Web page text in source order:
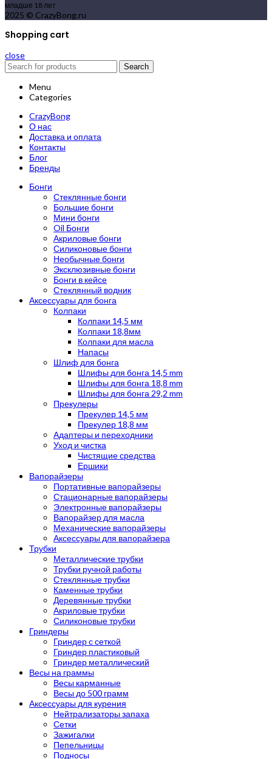
младше 18 лет
2025 © CrazyBong.ru
Shopping cart
close
Search
Menu
Categories
CrazyBong
О нас
Доставка и оплата
Контакты
Блог
Бренды
Бонги
Стеклянные бонги
Большие бонги
Мини бонги
Oil Бонги
Акриловые бонги
Силиконовые бонги
Необычные бонги
Эксклюзивные бонги
Бонги в кейсе
Стеклянный водник
Аксессуары для бонга
Колпаки
Колпаки 14,5 мм
Колпаки 18,8мм
Колпаки для масла
Напасы
Шлиф для бонга
Шлифы для бонга 14,5 mm
Шлифы для бонга 18,8 mm
Шлифы для бонга 29,2 mm
Прекулеры
Прекулер 14,5 мм
Прекулер 18,8 мм
Адаптеры и переходники
Уход и чистка
Чистящие средства
Ершики
Вапорайзеры
Портативные вапорайзеры
Стационарные вапорайзеры
Электронные вапорайзеры
Вапорайзер для масла
Механические вапорайзеры
Аксессуары для вапорайзера
Трубки
Металлические трубки
Трубки ручной работы
Стеклянные трубки
Каменные трубки
Деревянные трубки
Акриловые трубки
Силиконовые трубки
Гриндеры
Гриндер с сеткой
Гриндер пластиковый
Гриндер металлический
Весы на граммы
Весы карманные
Весы до 500 грамм
Аксессуары для курения
Нейтрализаторы запаха
Сетки
Зажигалки
Пепельницы
Подносы